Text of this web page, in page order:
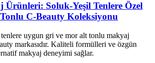
Soluk-Yeşil Tenlere Özel
C-Beauty Koleksiyonu
uygun gri ve mor alt tonlu makyaj
markasıdır. Kaliteli formülleri ve özgün
makyaj deneyimi sağlar.